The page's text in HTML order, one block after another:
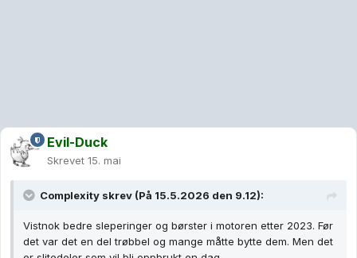
Evil-Duck
Skrevet 15. mai
Complexity skrev (På 15.5.2026 den 9.12):
Vistnok bedre sleperinger og børster i motoren etter 2023. Før
det var det en del trøbbel og mange måtte bytte dem. Men det